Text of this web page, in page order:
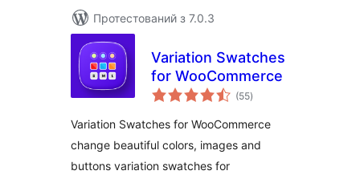
Протестований з 7.0.3
Variation Swatches
for WooCommerce
(55загальний
рейтинг
)
Variation Swatches for WooCommerce
change beautiful colors, images and
buttons variation swatches for